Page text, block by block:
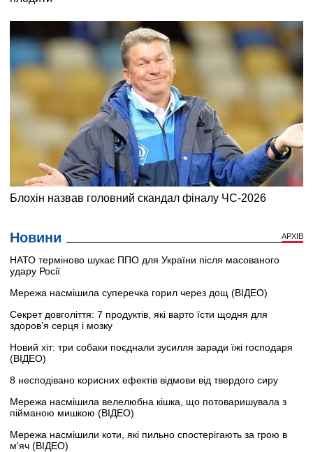
Новини АРХІВ
НАТО терміново шукає ППО для України після масованого
удару Росії
Мережа насмішила суперечка горил через дощ (ВІДЕО)
Секрет довголіття: 7 продуктів, які варто їсти щодня для
здоров’я серця і мозку
Новий хіт: три собаки поєднали зусилля заради їжі господаря
(ВІДЕО)
8 несподівано корисних ефектів відмови від твердого сиру
Мережа насмішила велелюбна кішка, що потоваришувала з
пійманою мишкою (ВІДЕО)
Мережа насмішили коти, які пильно спостерігають за грою в
м'яч (ВІДЕО)